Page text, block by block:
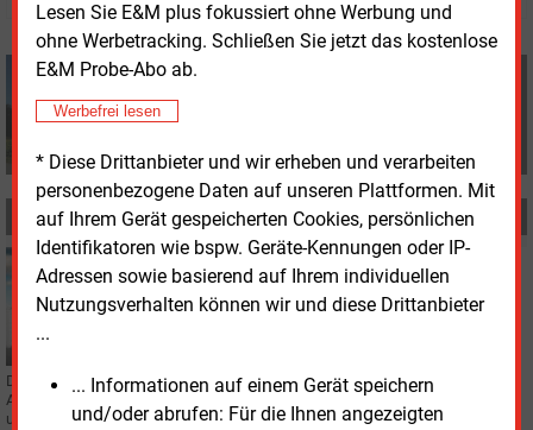
Lesen Sie E&M plus fokussiert ohne Werbung und
ohne Werbetracking. Schließen Sie jetzt das kostenlose
E&M Probe-Abo ab.
Werbefrei lesen
* Diese Drittanbieter und wir erheben und verarbeiten
personenbezogene Daten auf unseren Plattformen. Mit
auf Ihrem Gerät gespeicherten Cookies, persönlichen
Identifikatoren wie bspw. Geräte-Kennungen oder IP-
Adressen sowie basierend auf Ihrem individuellen
Nutzungsverhalten können wir und diese Drittanbieter
...
... Informationen auf einem Gerät speichern
und/oder abrufen: Für die Ihnen angezeigten
Volker Stephan
MEHR ZUM THEMA
Freitag, 11.07.2025, 10:41
STROMSPEICHER
Flexpower plant Energiespeicher in Eigenregie
Der Stromhändler „FlexPower“ erweitert sein Geschäft um ein neues
Aufgabenfeld. Eine Tochtergesellschaft übernimmt ab sofort Entwicklung
und Betrieb von Großbatteriespeichern.